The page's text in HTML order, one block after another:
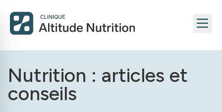
Nutrition : articles et
conseils